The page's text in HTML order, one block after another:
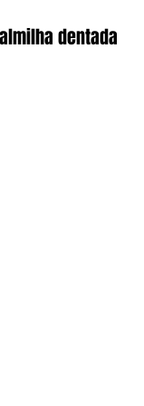
dentada